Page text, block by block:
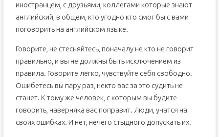
иностранцем, с друзьями, коллегами которые знают
английский, в общем, кто угодно кто смог бы с вами
поговорить на английском языке.
Говорите, не стесняйтесь, поначалу не кто не говорит
правильно, и вы не должны быть исключением из
правила. Говорите легко, чувствуйте себя свободно.
Ошибетесь вы пару раз, некто вас за это судить не
станет. К тому же человек, с которым вы будите
говорить, наверняка вас поправит. Люди, учатся на
своих ошибках. И нет, нечего стыдного допускать их.